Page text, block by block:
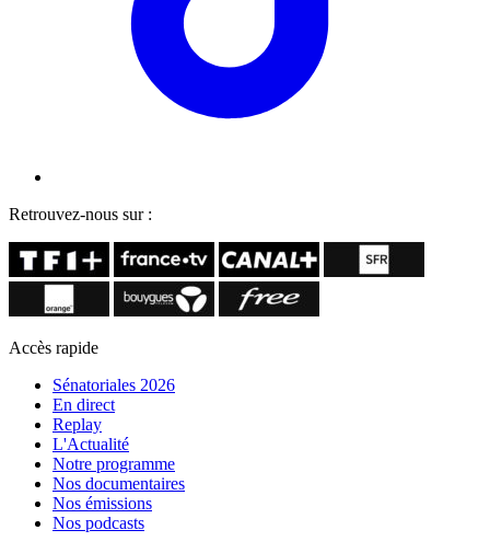
Retrouvez-nous sur :
Accès rapide
Sénatoriales 2026
En direct
Replay
L'Actualité
Notre programme
Nos documentaires
Nos émissions
Nos podcasts